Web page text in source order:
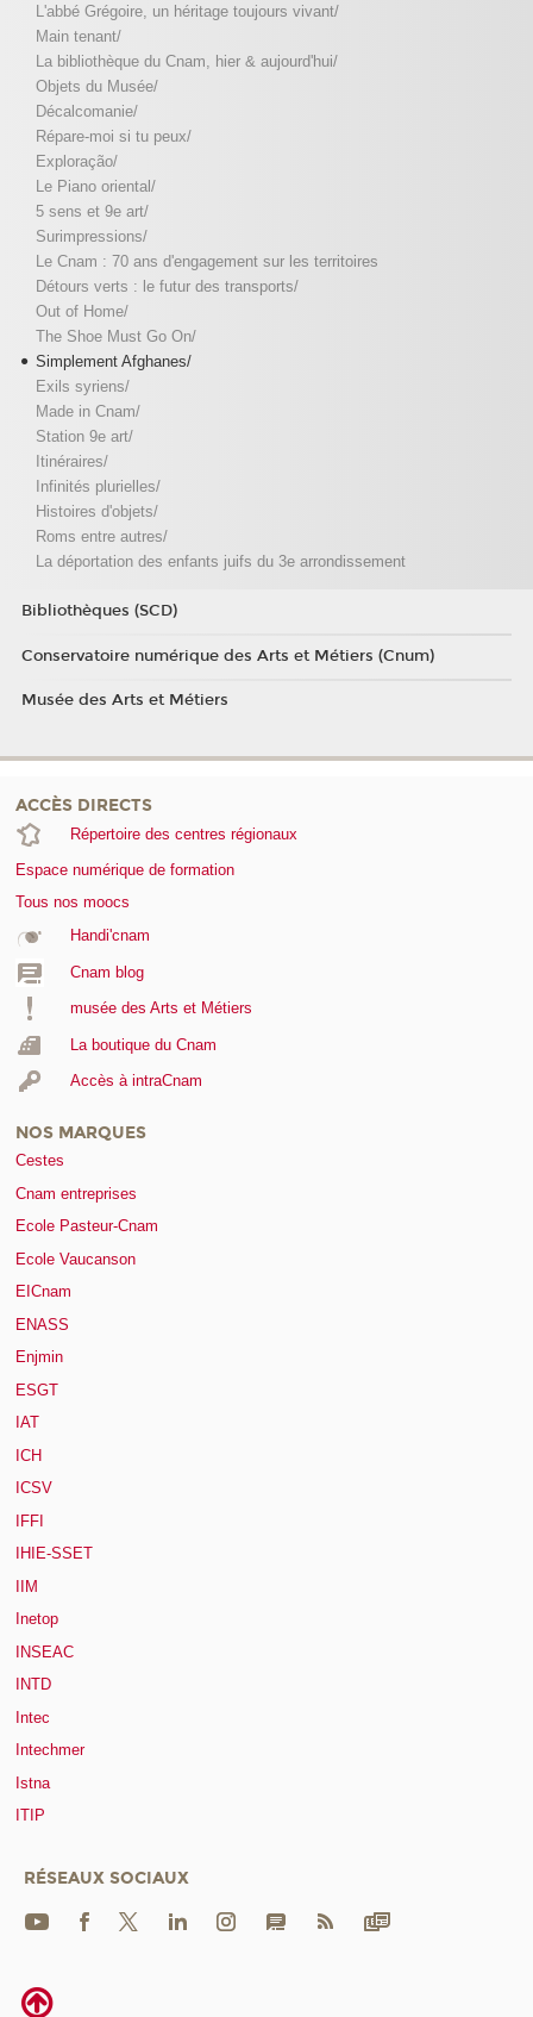
L'abbé Grégoire, un héritage toujours vivant/
Main tenant/
La bibliothèque du Cnam, hier & aujourd'hui/
Objets du Musée/
Décalcomanie/
Répare-moi si tu peux/
Exploração/
Le Piano oriental/
5 sens et 9e art/
Surimpressions/
Le Cnam : 70 ans d'engagement sur les territoires
Détours verts : le futur des transports/
Out of Home/
The Shoe Must Go On/
Simplement Afghanes/
Exils syriens/
Made in Cnam/
Station 9e art/
Itinéraires/
Infinités plurielles/
Histoires d'objets/
Roms entre autres/
La déportation des enfants juifs du 3e arrondissement
Bibliothèques (SCD)
Conservatoire numérique des Arts et Métiers (Cnum)
Musée des Arts et Métiers
ACCÈS DIRECTS
Répertoire des centres régionaux
Espace numérique de formation
Tous nos moocs
Handi'cnam
Cnam blog
musée des Arts et Métiers
La boutique du Cnam
Accès à intraCnam
NOS MARQUES
Cestes
Cnam entreprises
Ecole Pasteur-Cnam
Ecole Vaucanson
EICnam
ENASS
Enjmin
ESGT
IAT
ICH
ICSV
IFFI
IHIE-SSET
IIM
Inetop
INSEAC
INTD
Intec
Intechmer
Istna
ITIP
RÉSEAUX SOCIAUX